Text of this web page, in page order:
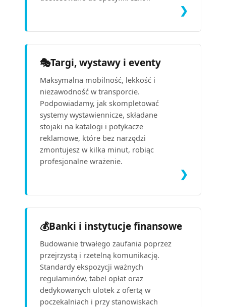
❯
🎭Targi, wystawy i eventy
Maksymalna mobilność, lekkość i
niezawodność w transporcie.
Podpowiadamy, jak skompletować
systemy wystawiennicze, składane
stojaki na katalogi i potykacze
reklamowe, które bez narzędzi
zmontujesz w kilka minut, robiąc
profesjonalne wrażenie.
❯
💰Banki i instytucje finansowe
Budowanie trwałego zaufania poprzez
przejrzystą i rzetelną komunikację.
Standardy ekspozycji ważnych
regulaminów, tabel opłat oraz
dedykowanych ulotek z ofertą w
poczekalniach i przy stanowiskach